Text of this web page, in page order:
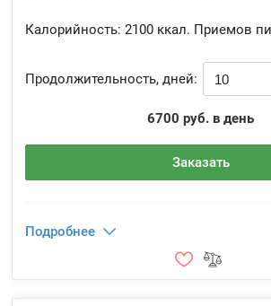
Калорийность: 2100 ккал. Приемов
Продолжительность, дней:
6700 руб. в день
Заказать
Подробнее